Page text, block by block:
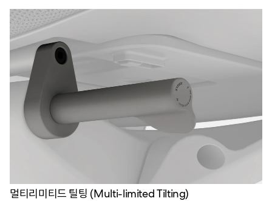
멀티리미티드 틸팅 (Multi-limited Tilting)